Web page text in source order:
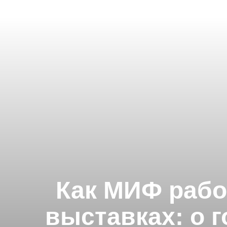
Как МИФ
выставках: о